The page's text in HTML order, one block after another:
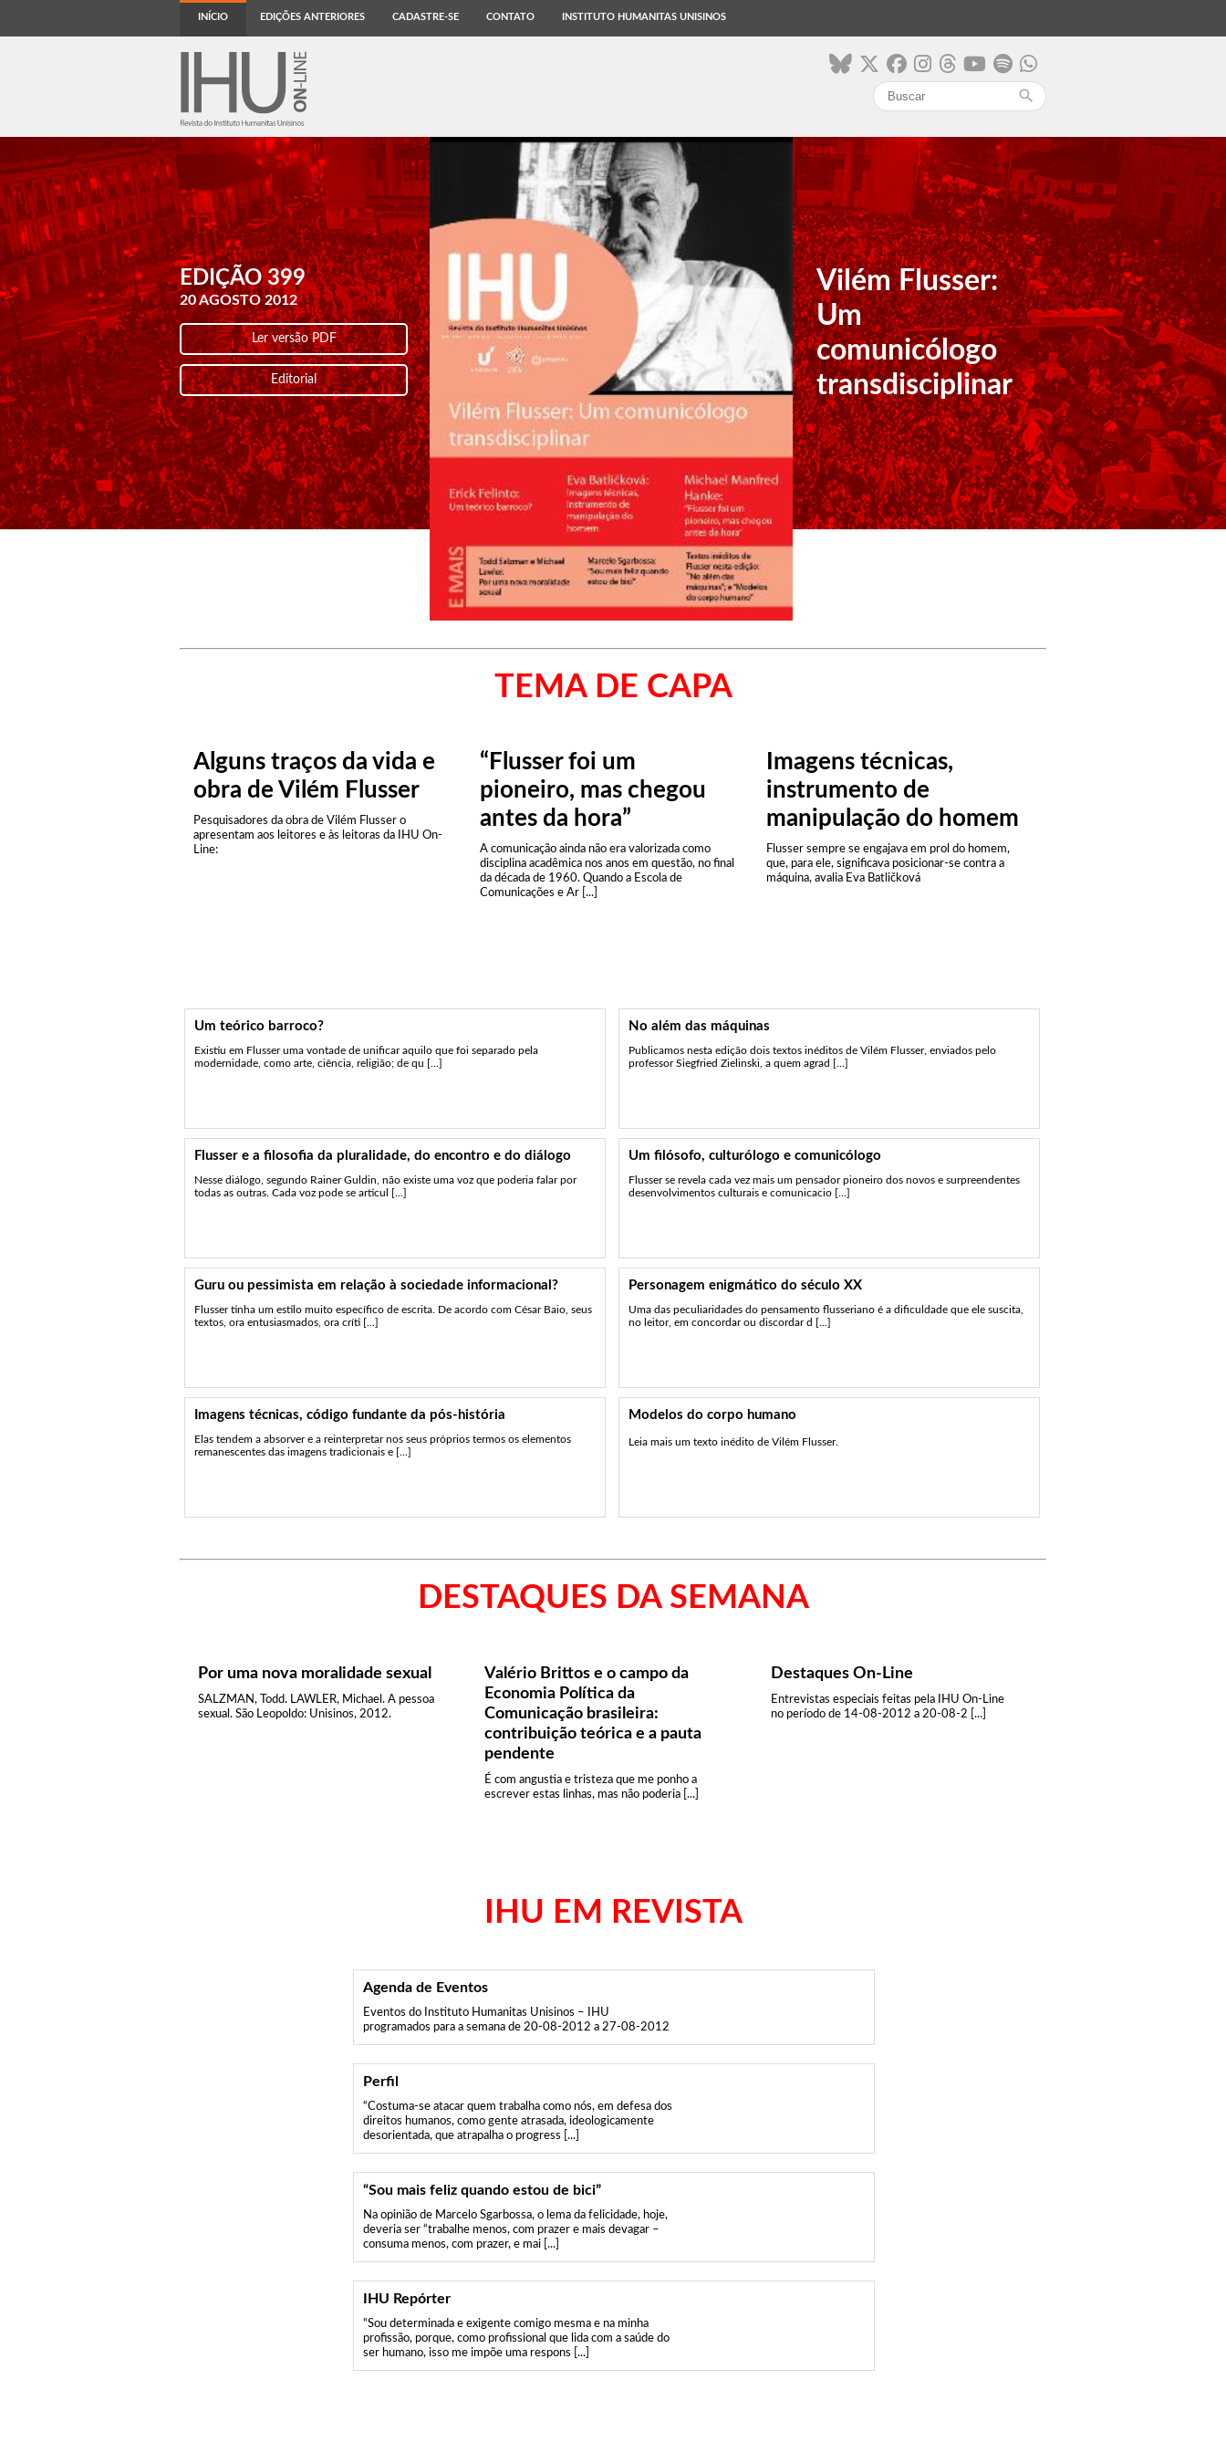
INÍCIO EDIÇÕES ANTERIORES CADASTRE-SE CONTATO INSTITUTO HUMANITAS UNISINOS
search
EDIÇÃO 399
20 AGOSTO 2012
Ler versão PDF
Editorial
Vilém Flusser:
Um
comunicólogo
transdisciplinar
TEMA DE CAPA
Alguns traços da vida e
obra de Vilém Flusser
Pesquisadores da obra de Vilém Flusser o
apresentam aos leitores e às leitoras da IHU On-
Line:
“Flusser foi um
pioneiro, mas chegou
antes da hora”
A comunicação ainda não era valorizada como
disciplina acadêmica nos anos em questão, no final
da década de 1960. Quando a Escola de
Comunicações e Ar [...]
Imagens técnicas,
instrumento de
manipulação do homem
Flusser sempre se engajava em prol do homem,
que, para ele, significava posicionar-se contra a
máquina, avalia Eva Batličková
Um teórico barroco?
Existiu em Flusser uma vontade de unificar aquilo que foi separado pela
modernidade, como arte, ciência, religião; de qu [...]
No além das máquinas
Publicamos nesta edição dois textos inéditos de Vilém Flusser, enviados pelo
professor Siegfried Zielinski, a quem agrad [...]
Flusser e a filosofia da pluralidade, do encontro e do diálogo
Nesse diálogo, segundo Rainer Guldin, não existe uma voz que poderia falar por
todas as outras. Cada voz pode se articul [...]
Um filósofo, culturólogo e comunicólogo
Flusser se revela cada vez mais um pensador pioneiro dos novos e surpreendentes
desenvolvimentos culturais e comunicacio [...]
Guru ou pessimista em relação à sociedade informacional?
Flusser tinha um estilo muito específico de escrita. De acordo com César Baio, seus
textos, ora entusiasmados, ora críti [...]
Personagem enigmático do século XX
Uma das peculiaridades do pensamento flusseriano é a dificuldade que ele suscita,
no leitor, em concordar ou discordar d [...]
Imagens técnicas, código fundante da pós-história
Elas tendem a absorver e a reinterpretar nos seus próprios termos os elementos
remanescentes das imagens tradicionais e [...]
Modelos do corpo humano
Leia mais um texto inédito de Vilém Flusser.
DESTAQUES DA SEMANA
Por uma nova moralidade sexual
SALZMAN, Todd. LAWLER, Michael. A pessoa
sexual. São Leopoldo: Unisinos, 2012.
Valério Brittos e o campo da
Economia Política da
Comunicação brasileira:
contribuição teórica e a pauta
pendente
É com angustia e tristeza que me ponho a
escrever estas linhas, mas não poderia [...]
Destaques On-Line
Entrevistas especiais feitas pela IHU On-Line
no período de 14-08-2012 a 20-08-2 [...]
IHU EM REVISTA
Agenda de Eventos
Eventos do Instituto Humanitas Unisinos – IHU
programados para a semana de 20-08-2012 a 27-08-2012
Perfil
“Costuma-se atacar quem trabalha como nós, em defesa dos
direitos humanos, como gente atrasada, ideologicamente
desorientada, que atrapalha o progress [...]
“Sou mais feliz quando estou de bici”
Na opinião de Marcelo Sgarbossa, o lema da felicidade, hoje,
deveria ser “trabalhe menos, com prazer e mais devagar –
consuma menos, com prazer, e mai [...]
IHU Repórter
“Sou determinada e exigente comigo mesma e na minha
profissão, porque, como profissional que lida com a saúde do
ser humano, isso me impõe uma respons [...]